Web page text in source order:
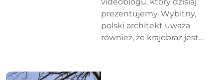
prezentujemy. Wybitny,
polski architekt uważa
również, że krajobraz jest...